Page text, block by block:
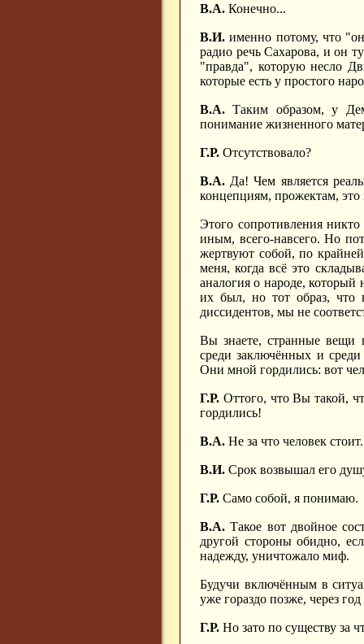
В.А. Конечно...
В.И. именно потому, что
радио речь Сахарова, и он
"правда", которую несло
которые есть у простого
В.А. Таким образом, у
понимание жизненного
Г.Р. Отсутствовало?
В.А. Да! Чем является
концепциям, прожектам,
Этого сопротивления
иным, всего-навсего. Но
жертвуют собой, по
меня, когда всё это
аналогия о народе,
их был, но тот образ, что
диссидентов, мы не
Вы знаете, странные вещи
среди заключённых и
Они мной гордились: вот
Г.Р. Оттого, что Вы такой,
гордились!
В.А. Не за что человек стоит.
В.И. Срок возвышал его
Г.Р. Само собой, я понимаю.
В.А. Такое вот двойное
другой стороны обидно,
надежду, уничтожало миф.
Будучи включённым в
уже гораздо позже, через
Г.Р. Но зато по существу за